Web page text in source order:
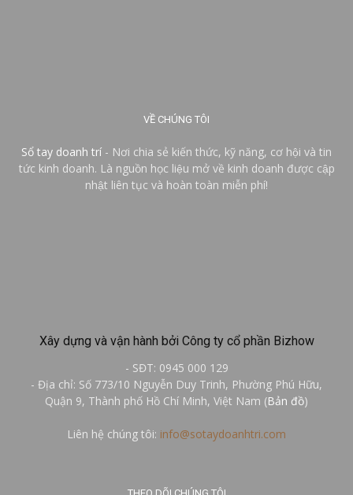
VỀ CHÚNG TÔI
Sổ tay doanh trí - Nơi chia sẻ kiến thức, kỹ năng, cơ hội và tin
tức kinh doanh. Là nguồn học liệu mở về kinh doanh được cập
nhật liên tục và hoàn toàn miễn phí!
Xây dựng và vận hành bởi Công ty cổ phần Bizhow
- SĐT: 0945 000 129
- Địa chỉ: Số 773/10 Nguyễn Duy Trinh, Phường Phú Hữu,
Quận 9, Thành phố Hồ Chí Minh, Việt Nam (Bản đồ)
Liên hệ chúng tôi: info@sotaydoanhtri.com